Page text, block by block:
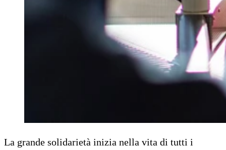
La grande solidarietà inizia nella vita di tutti i